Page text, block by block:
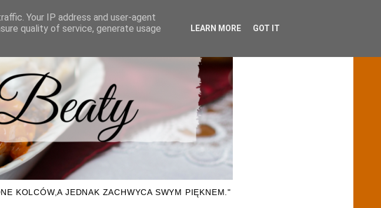
KOLCÓW,A JEDNAK ZACHWYCA SWYM PIĘKNEM."
Your IP address and user-agent
quality of service, generate usage
LEARN MORE GOT IT